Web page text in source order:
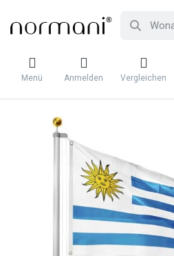
Menü Anmelden Vergleichen